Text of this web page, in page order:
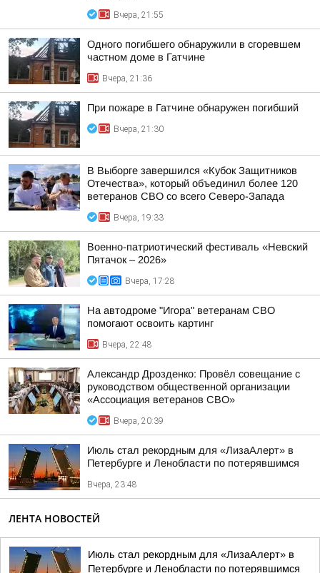
Вчера, 21:55
Одного погибшего обнаружили в сгоревшем
частном доме в Гатчине
Вчера, 21:36
При пожаре в Гатчине обнаружен погибший
Вчера, 21:30
В Выборге завершился «Кубок Защитников
Отечества», который объединил более 120
ветеранов СВО со всего Северо-Запада
Вчера, 19:33
Военно-патриотический фестиваль «Невский
Пятачок – 2026»
Вчера, 17:28
На автодроме "Игора" ветеранам СВО
помогают освоить картинг
Вчера, 22:48
Александр Дрозденко: Провёл совещание с
руководством общественной организации
«Ассоциация ветеранов СВО»
Вчера, 20:39
Июль стал рекордным для «ЛизаАлерт» в
Петербурге и Ленобласти по потерявшимся
Вчера, 23:48
ЛЕНТА НОВОСТЕЙ
Июль стал рекордным для «ЛизаАлерт» в
Петербурге и Ленобласти по потерявшимся